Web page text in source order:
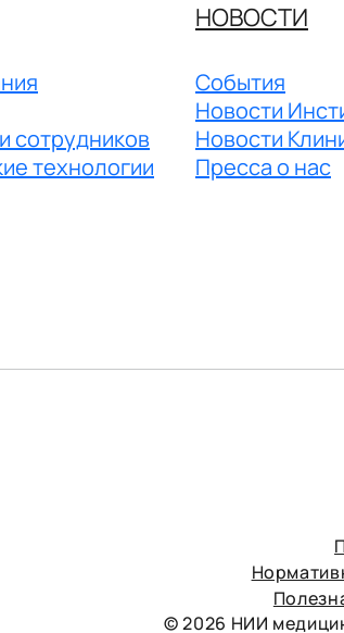
сотрудников
технологии
НОВОСТИ
События
Новости
Новости
Пресса о нас
© 2026 НИИ